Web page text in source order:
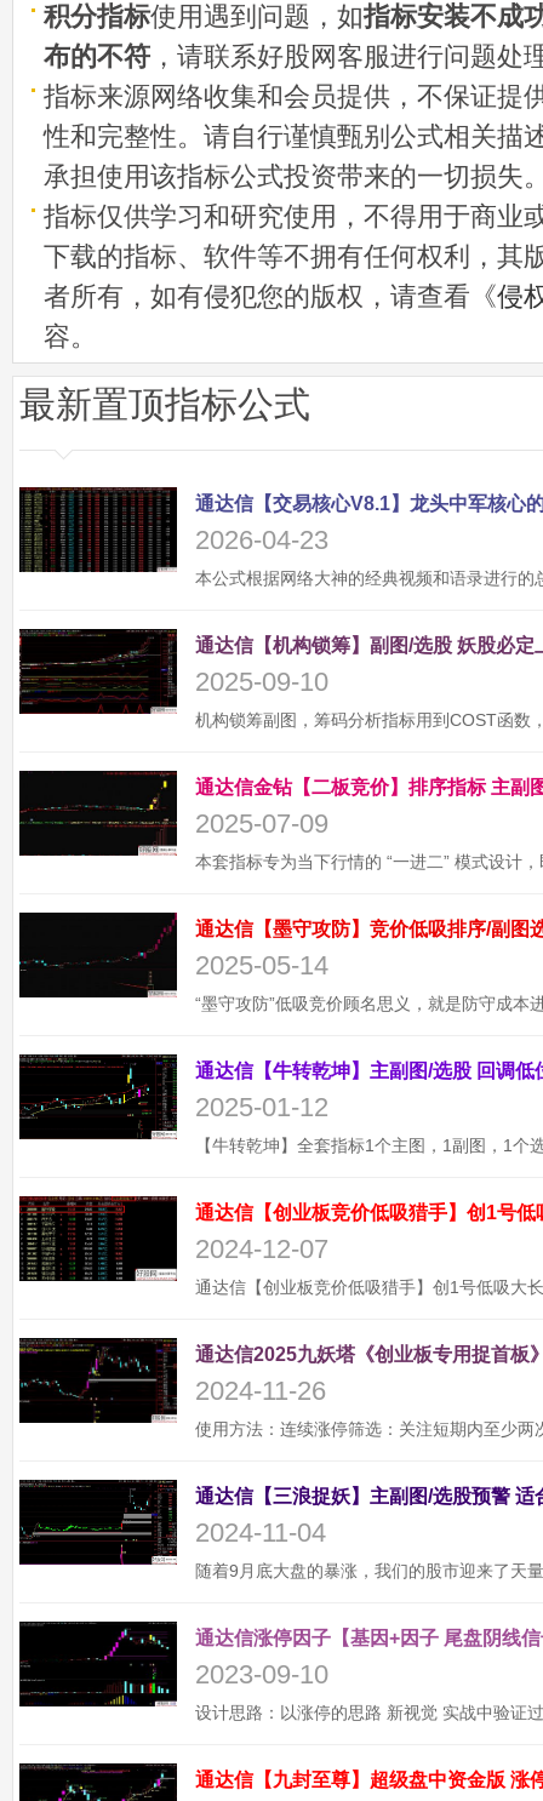
积分指标使用遇到问题，如指标安装不成
布的不符 ，请联系好股网客服进行问题处
指标来源网络收集和会员提供，不保证提
性和完整性。请自行谨慎甄别公式相关描
承担使用该指标公式投资带来的一切损失
指标仅供学习和研究使用，不得用于商业
下载的指标、软件等不拥有任何权利，其
者所有，如有侵犯您的版权，请查看《侵
容。
最新置顶指标公式
2026-04-23
2025-09-10
2025-07-09
2025-05-14
2025-01-12
通达信【创业板竞价低吸猎手】创1号
2024-12-07
通达信2025九妖塔《创业板专用捉首板
2024-11-26
2024-11-04
通达信涨停因子【基因+因子 尾盘阴线
2023-09-10